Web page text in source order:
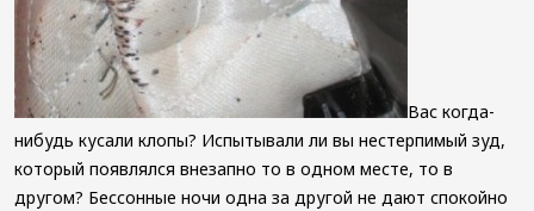
фосфином
Уничтожение
блох
Вас когда-
нибудь кусали клопы? Испытывали ли вы нестерпимый зуд,
который появлялся внезапно то в одном месте, то в
другом? Бессонные ночи одна за другой не дают спокойно